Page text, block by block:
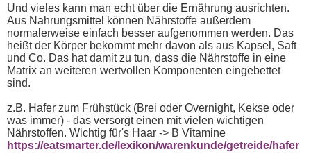
Und vieles kann man echt über die Ernährung ausrichten.
Aus Nahrungsmittel können Nährstoffe außerdem
normalerweise einfach besser aufgenommen werden. Das
heißt der Körper bekommt mehr davon als aus Kapsel, Saft
und Co. Das hat damit zu tun, dass die Nährstoffe in eine
Matrix an weiteren wertvollen Komponenten eingebettet
sind.
z.B. Hafer zum Frühstück (Brei oder Overnight, Kekse oder
was immer) - das versorgt einen mit vielen wichtigen
Nährstoffen. Wichtig für's Haar -> B Vitamine
https://eatsmarter.de/lexikon/warenkunde/getreide/hafer